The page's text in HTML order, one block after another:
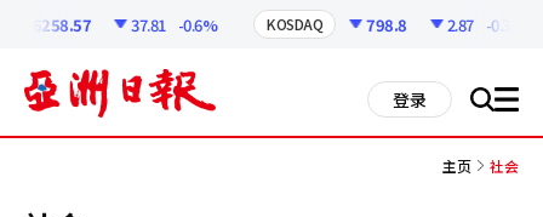
6258.57 37.81 -0.6% KOSDAQ 798.8 2.87 -0.36%
登录 搜 all
主页 社会